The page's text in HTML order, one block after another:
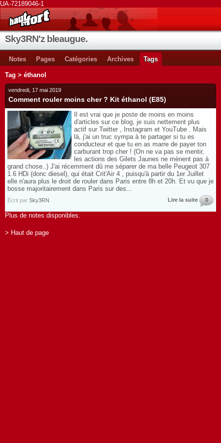
UA-72189046-1
Sky3RN'z bleaugue.
Notes Pages Catégories Archives Tags
Tag > éthanol
vendredi, 17 mai 2019
Comment rouler moins cher ? Kit éthanol (E85)
Il est vrai que je poste de moins en moins
d'articles sur ce blog, je suis nettement plus
actif sur Twitter , Instagram et YouTube . Mais
là, j'ai un truc sympa à te partager si tu es
conducteur et que tu en as marre de payer ton
carburant trop cher ! (On ne va pas se mentir,
les actions des Gilets Jaunes ne mènent pas à
grand chose..) J'ai récemment dû me séparer de ma belle Peugeot 307
1.6 HDi (donc diesel), qui était Crit'Air 4 , puisqu'à partir du 1er Juillet
elle n'aura plus le droit de rouler dans Paris entre 8h et 20h. Et vu que je
bosse majoritairement dans Paris sur des...
Écrit par Sky3RN Lire la suite 0
Plus de notes disponibles.
> Haut de page